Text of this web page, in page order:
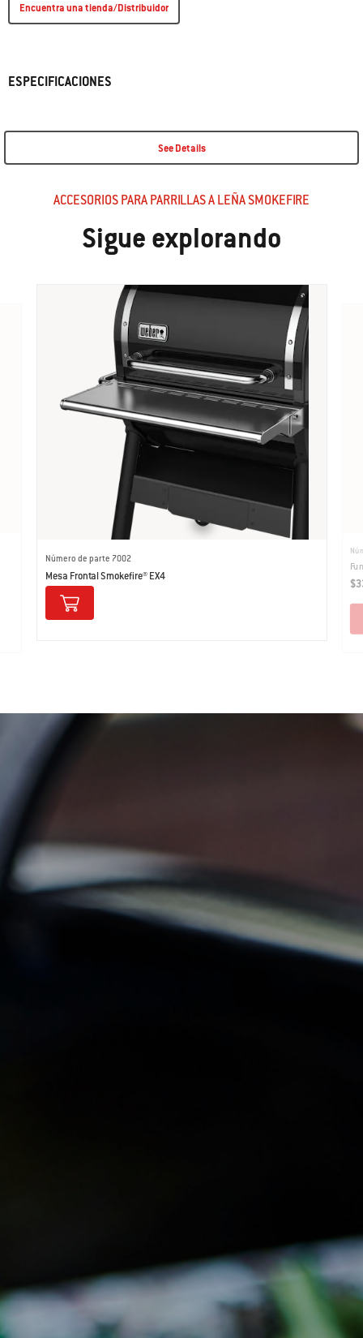
Encuentra una tienda/Distribuidor
ESPECIFICACIONES
See Details
ACCESORIOS PARA PARRILLAS A LEÑA SMOKEFIRE
Sigue explorando
Número de parte 7002
Mesa Frontal Smokefire® EX4